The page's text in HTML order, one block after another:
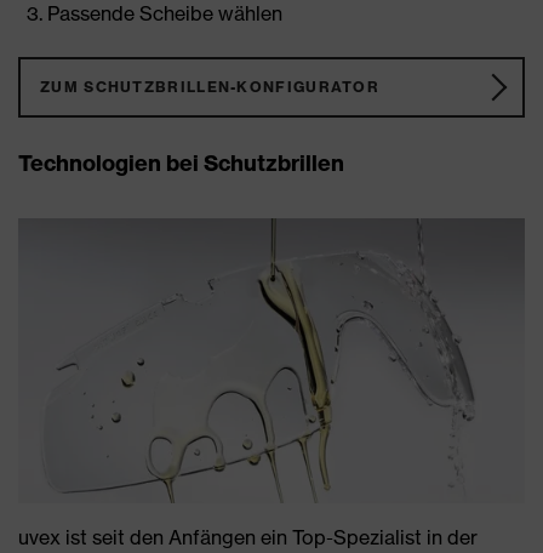
Passende Scheibe wählen
ZUM SCHUTZBRILLEN-KONFIGURATOR
Technologien bei Schutzbrillen
uvex ist seit den Anfängen ein Top-Spezialist in der